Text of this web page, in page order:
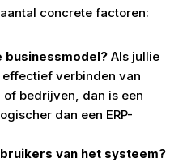
concrete factoren:
businessmodel? Als jullie
verbinden van
bedrijven, dan is een
dan een ERP-
van het systeem?